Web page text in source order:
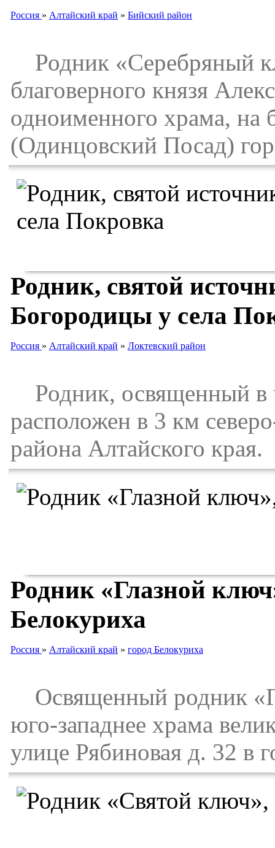
Россия » Алтайский край » Бийский район
Родник «Серебряный
благоверного князя
одноименного храма, на
(Одинцовский Посад)
Родник, святой
Богородицы у села
Россия » Алтайский край » Локтевский район
Родник, освященный в
расположен в 3 км
района Алтайского края.
Родник «Глазной
Белокуриха
Россия » Алтайский край » город Белокуриха
Освященный родник
юго-западнее храма
улице Рябиновая д. 32 в